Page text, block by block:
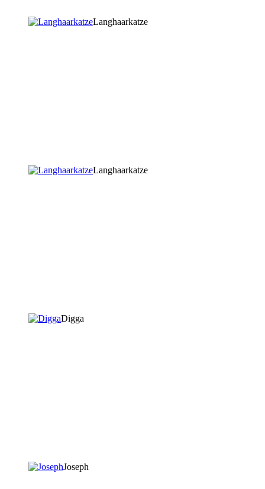
Langhaarkatze
Langhaarkatze
Digga
Joseph